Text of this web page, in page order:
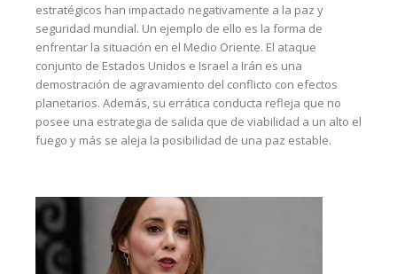
estratégicos han impactado negativamente a la paz y
seguridad mundial. Un ejemplo de ello es la forma de
enfrentar la situación en el Medio Oriente. El ataque
conjunto de Estados Unidos e Israel a Irán es una
demostración de agravamiento del conflicto con efectos
planetarios. Además, su errática conducta refleja que no
posee una estrategia de salida que de viabilidad a un alto el
fuego y más se aleja la posibilidad de una paz estable.